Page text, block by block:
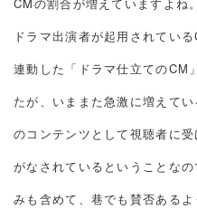
ドラマ出演者が起用されてい
連動した「ドラマ仕立てのCM
たが、いままた急激に増えて
のコンテンツとして視聴者に
がなされているということな
みも含めて、巷でも賛否ある